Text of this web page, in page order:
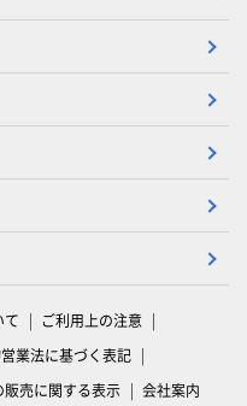
て
ご利用上の注意
業法に基づく表記
販売に関する表示 会社案内